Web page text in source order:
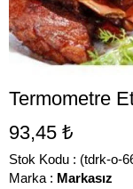
Termometre
93,45 ₺
Stok Kodu
(tdrk-o-
Marka : Markasız